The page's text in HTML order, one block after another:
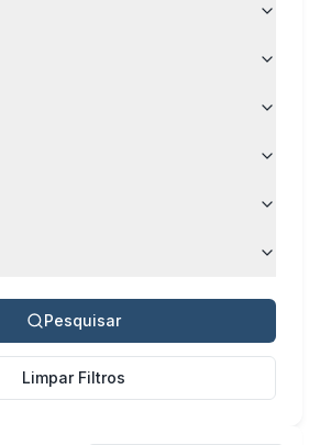
Pesquisar
Limpar Filtros